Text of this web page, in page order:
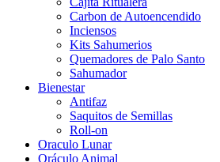
Carbon de Autoencendido
Inciensos
Kits Sahumerios
Quemadores de Palo Santo
Sahumador
Bienestar
Antifaz
Saquitos de Semillas
Roll-on
Oraculo Lunar
Oráculo Animal